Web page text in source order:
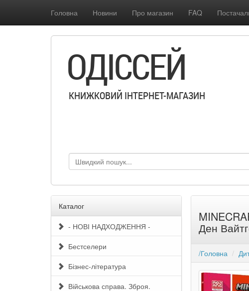
Головна Новини Про магазин FAQ
ОДІССЕЙ
КНИЖКОВИЙ ІНТЕРНЕТ-МАГАЗИН
Каталог
- НОВІ НАДХОДЖЕННЯ -
Бестселери
Бізнес-література
Військова справа. Зброя.
Ден
/Головна